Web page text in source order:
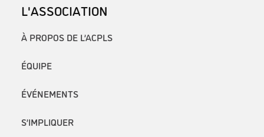
L'ASSOCIATION
À PROPOS DE L’ACPLS
ÉQUIPE
ÉVÉNEMENTS
S’IMPLIQUER